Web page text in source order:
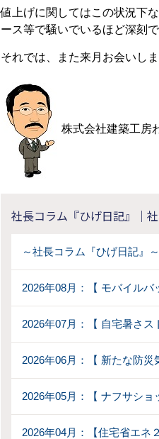
値上げに関してはこの状況下
ース等で騒いでいるほど深
それでは、また来月お会いしま
株式会社建築工房
社長コラム『ひげ日記』｜
～社長コラム『ひげ日記』～
2026年08月：【 モバイルバ
2026年07月：【 自宅暑さス
2026年06月：【 新たな防災
2026年05月：【 ナフサショ
2026年04月：【住宅省エネ